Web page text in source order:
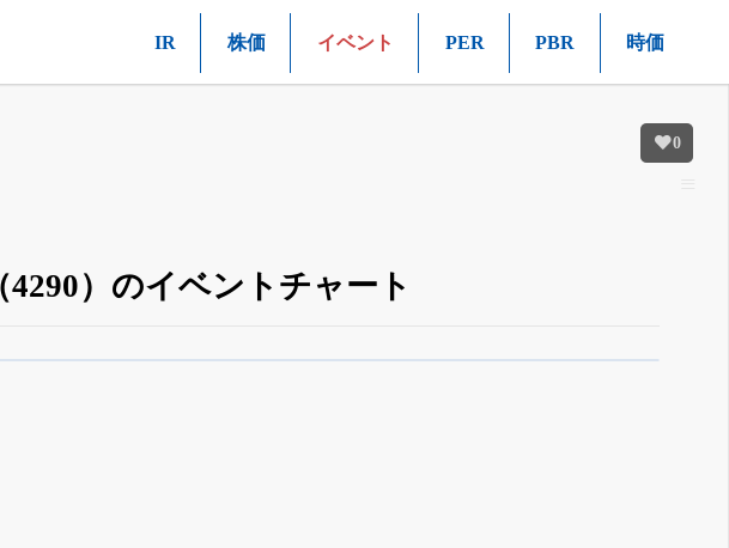
IR 株価 イベント PER PBR 時価
0
）のイベントチャート